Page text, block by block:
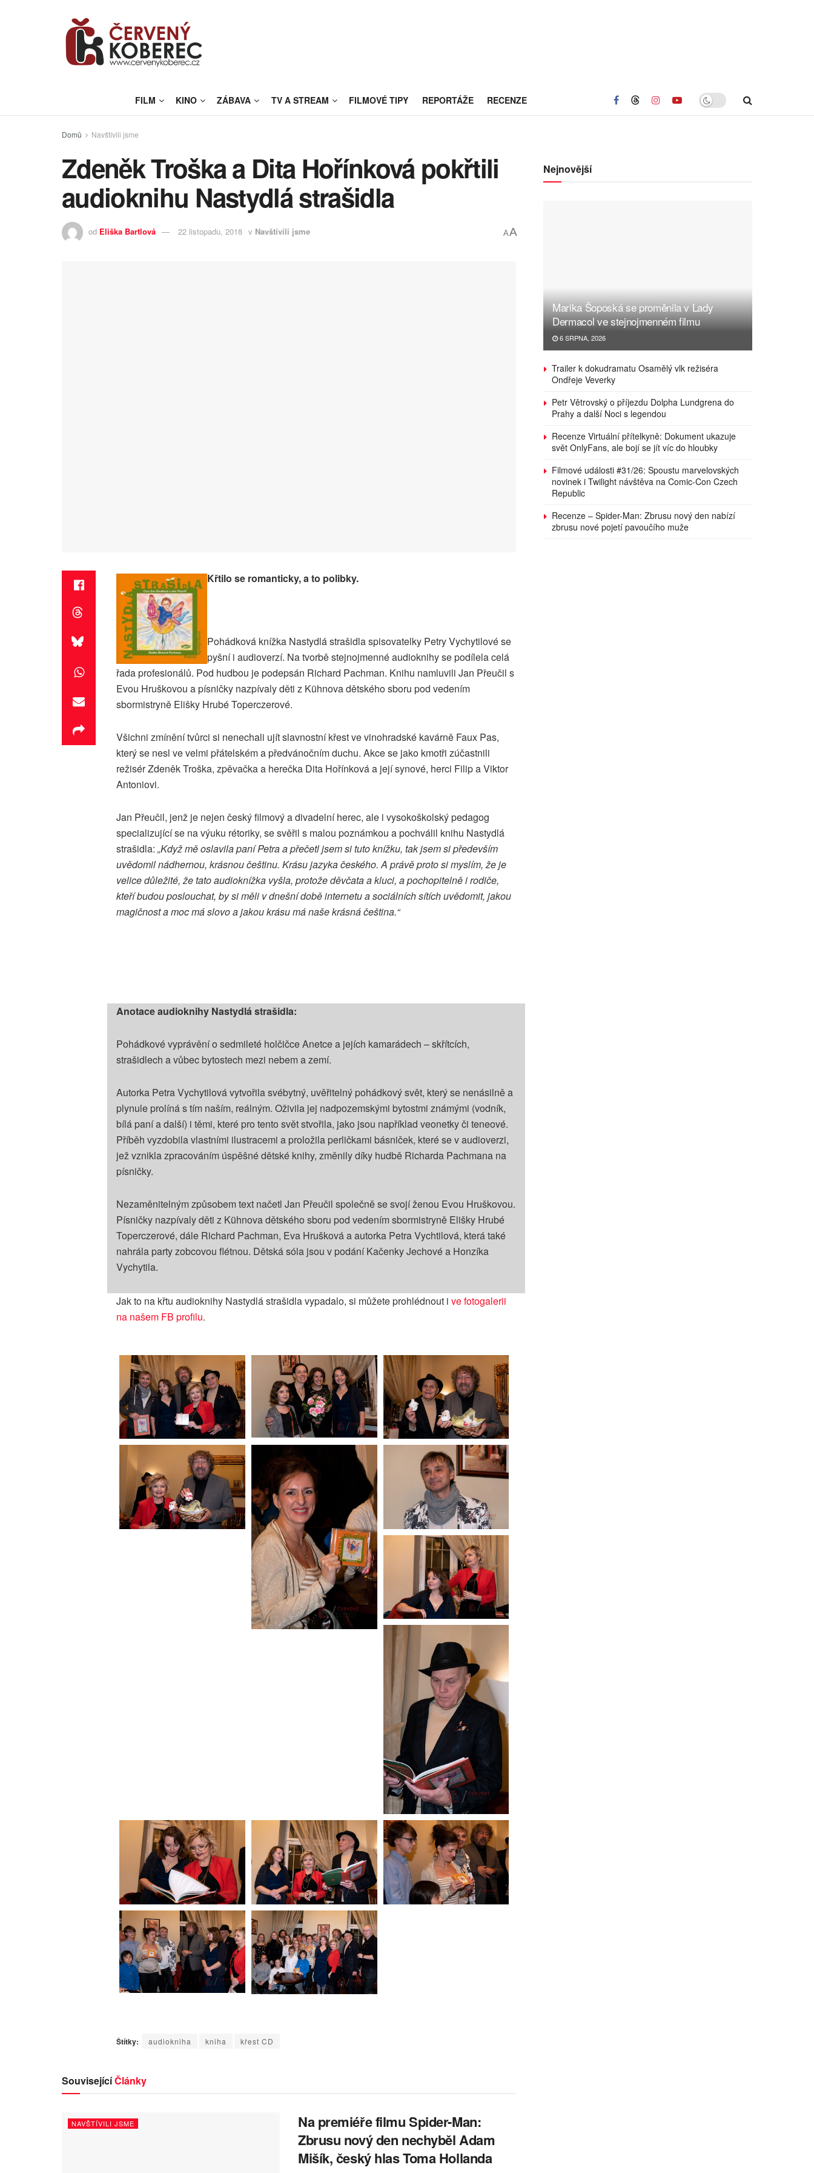
FILM KINO ZÁBAVA TV A STREAM FILMOVÉ TIPY REPORTÁŽE RECENZE
Domů Navštívili jsme
Zdeněk Troška a Dita Hořínková pokřtili
audioknihu Nastydlá strašidla
od Eliška Bartlová 22 listopadu, 2018 v Navštívili jsme AA
Křtilo se romanticky, a to polibky.
Pohádková knížka Nastydlá strašidla spisovatelky Petry Vychytilové se
pyšní i audioverzí. Na tvorbě stejnojmenné audioknihy se podílela celá
řada profesionálů. Pod hudbou je podepsán Richard Pachman. Knihu namluvili Jan Přeučil s
Evou Hruškovou a písničky nazpívaly děti z Kühnova dětského sboru pod vedením
sbormistryně Elišky Hrubé Toperczerové.
Všichni zmínění tvůrci si nenechali ujít slavnostní křest ve vinohradské kavárně Faux Pas,
který se nesl ve velmi přátelském a předvánočním duchu. Akce se jako kmotři zúčastnili
režisér Zdeněk Troška, zpěvačka a herečka Dita Hořínková a její synové, herci Filip a Viktor
Antoniovi.
Jan Přeučil, jenž je nejen český filmový a divadelní herec, ale i vysokoškolský pedagog
specializující se na výuku rétoriky, se svěřil s malou poznámkou a pochválil knihu Nastydlá
strašidla: „Když mě oslavila paní Petra a přečetl jsem si tuto knížku, tak jsem si především
uvědomil nádhernou, krásnou češtinu. Krásu jazyka českého. A právě proto si myslím, že je
velice důležité, že tato audioknížka vyšla, protože děvčata a kluci, a pochopitelně i rodiče,
kteří budou poslouchat, by si měli v dnešní době internetu a sociálních sítích uvědomit, jakou
magičnost a moc má slovo a jakou krásu má naše krásná čeština.“
Anotace audioknihy Nastydlá strašidla:
Pohádkové vyprávění o sedmileté holčičce Anetce a jejích kamarádech – skřítcích,
strašidlech a vůbec bytostech mezi nebem a zemí.
Autorka Petra Vychytilová vytvořila svébytný, uvěřitelný pohádkový svět, který se nenásilně a
plynule prolíná s tím naším, reálným. Oživila jej nadpozemskými bytostmi známými (vodník,
bílá paní a další) i těmi, které pro tento svět stvořila, jako jsou například veonetky či teneové.
Příběh vyzdobila vlastními ilustracemi a proložila perličkami básniček, které se v audioverzi,
jež vznikla zpracováním úspěšné dětské knihy, změnily díky hudbě Richarda Pachmana na
písničky.
Nezaměnitelným způsobem text načetl Jan Přeučil společně se svojí ženou Evou Hruškovou.
Písničky nazpívaly děti z Kühnova dětského sboru pod vedením sbormistryně Elišky Hrubé
Toperczerové, dále Richard Pachman, Eva Hrušková a autorka Petra Vychtilová, která také
nahrála party zobcovou flétnou. Dětská sóla jsou v podání Kačenky Jechové a Honzíka
Vychytila.
Jak to na křtu audioknihy Nastydlá strašidla vypadalo, si můžete prohlédnout i ve fotogalerii
na našem FB profilu.
Štítky: audiokniha kniha křest CD
SouvisejícíČlánky
NAVŠTÍVILI JSME
Na premiéře filmu Spider-Man:
Zbrusu nový den nechyběl Adam
Mišík, český hlas Toma Hollanda
Nejnovější
Marika Šoposká se proměnila v Lady
Dermacol ve stejnojmenném filmu
6 SRPNA, 2026
Trailer k dokudramatu Osamělý vlk režiséra
Ondřeje Veverky
Petr Větrovský o příjezdu Dolpha Lundgrena do
Prahy a další Noci s legendou
Recenze Virtuální přítelkyně: Dokument ukazuje
svět OnlyFans, ale bojí se jít víc do hloubky
Filmové události #31/26: Spoustu marvelovských
novinek i Twilight návštěva na Comic-Con Czech
Republic
Recenze – Spider-Man: Zbrusu nový den nabízí
zbrusu nové pojetí pavoučího muže